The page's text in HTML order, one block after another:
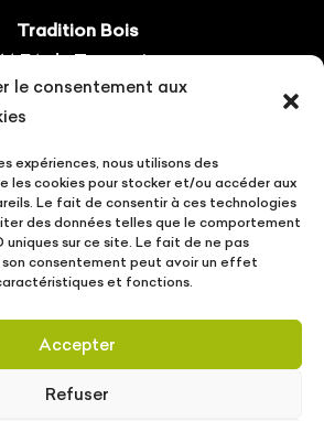
le consentement aux
expériences, nous utilisons des
les cookies pour stocker et/ou accéder aux
Le fait de consentir à ces technologies
des données telles que le comportement
uniques sur ce site. Le fait de ne pas
consentement peut avoir un effet
et fonctions.
Accepter
Refuser
Tradition Bois
ZA du Tourneris
sur-Aussonnelle
: 05.61.08.60.54
Suivez-nous !
MENTIONS LÉGALES